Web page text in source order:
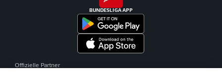
BUNDESLIGA APP
Offizielle Partner